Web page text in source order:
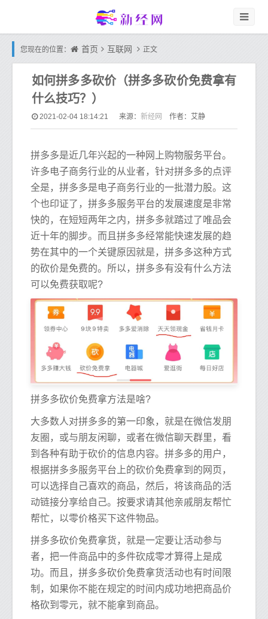
您现在的位置： 首页 互联网 正文
如何拼多多砍价（拼多多砍价免费拿有
什么技巧？）
2021-02-04 18:14:21 来源： 新经网 作者：艾静
拼多多是近几年兴起的一种网上购物服务平台。
许多电子商务行业的从业者，针对拼多多的点评
全是，拼多多是电子商务行业的一批潜力股。这
个也印证了，拼多多服务平台的发展速度是非常
快的，在短短两年之内，拼多多就踏过了唯品会
近十年的脚步。而且拼多多经常能快速发展的趋
势在其中的一个关键原因就是，拼多多这种方式
的砍价是免费的。所以，拼多多有没有什么方法
可以免费获取呢?
拼多多砍价免费拿方法是啥?
大多数人对拼多多的第一印象，就是在微信发朋
友圈，或与朋友闲聊，或者在微信聊天群里，看
到各种有助于砍价的信息内容。拼多多的用户，
根据拼多多服务平台上的砍价免费拿到的网页，
可以选择自己喜欢的商品，然后，将该商品的活
动链接分享给自己。按要求请其他亲戚朋友帮忙
帮忙，以零价格买下这件物品。
拼多多砍价免费拿货，就是一定要让活动参与
者，把一件商品中的多件砍成零才算得上是成
功。而且，拼多多砍价免费拿货活动也有时间限
制，如果你不能在规定的时间内成功地把商品价
格砍到零元，就不能拿到商品。